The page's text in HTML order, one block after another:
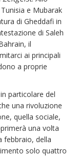
e Mubarak
di Gheddafi in
di Saleh
il
ai principali
a proprie
particolare del
una rivoluzione
quella sociale,
una volta
febbraio, della
solo quattro